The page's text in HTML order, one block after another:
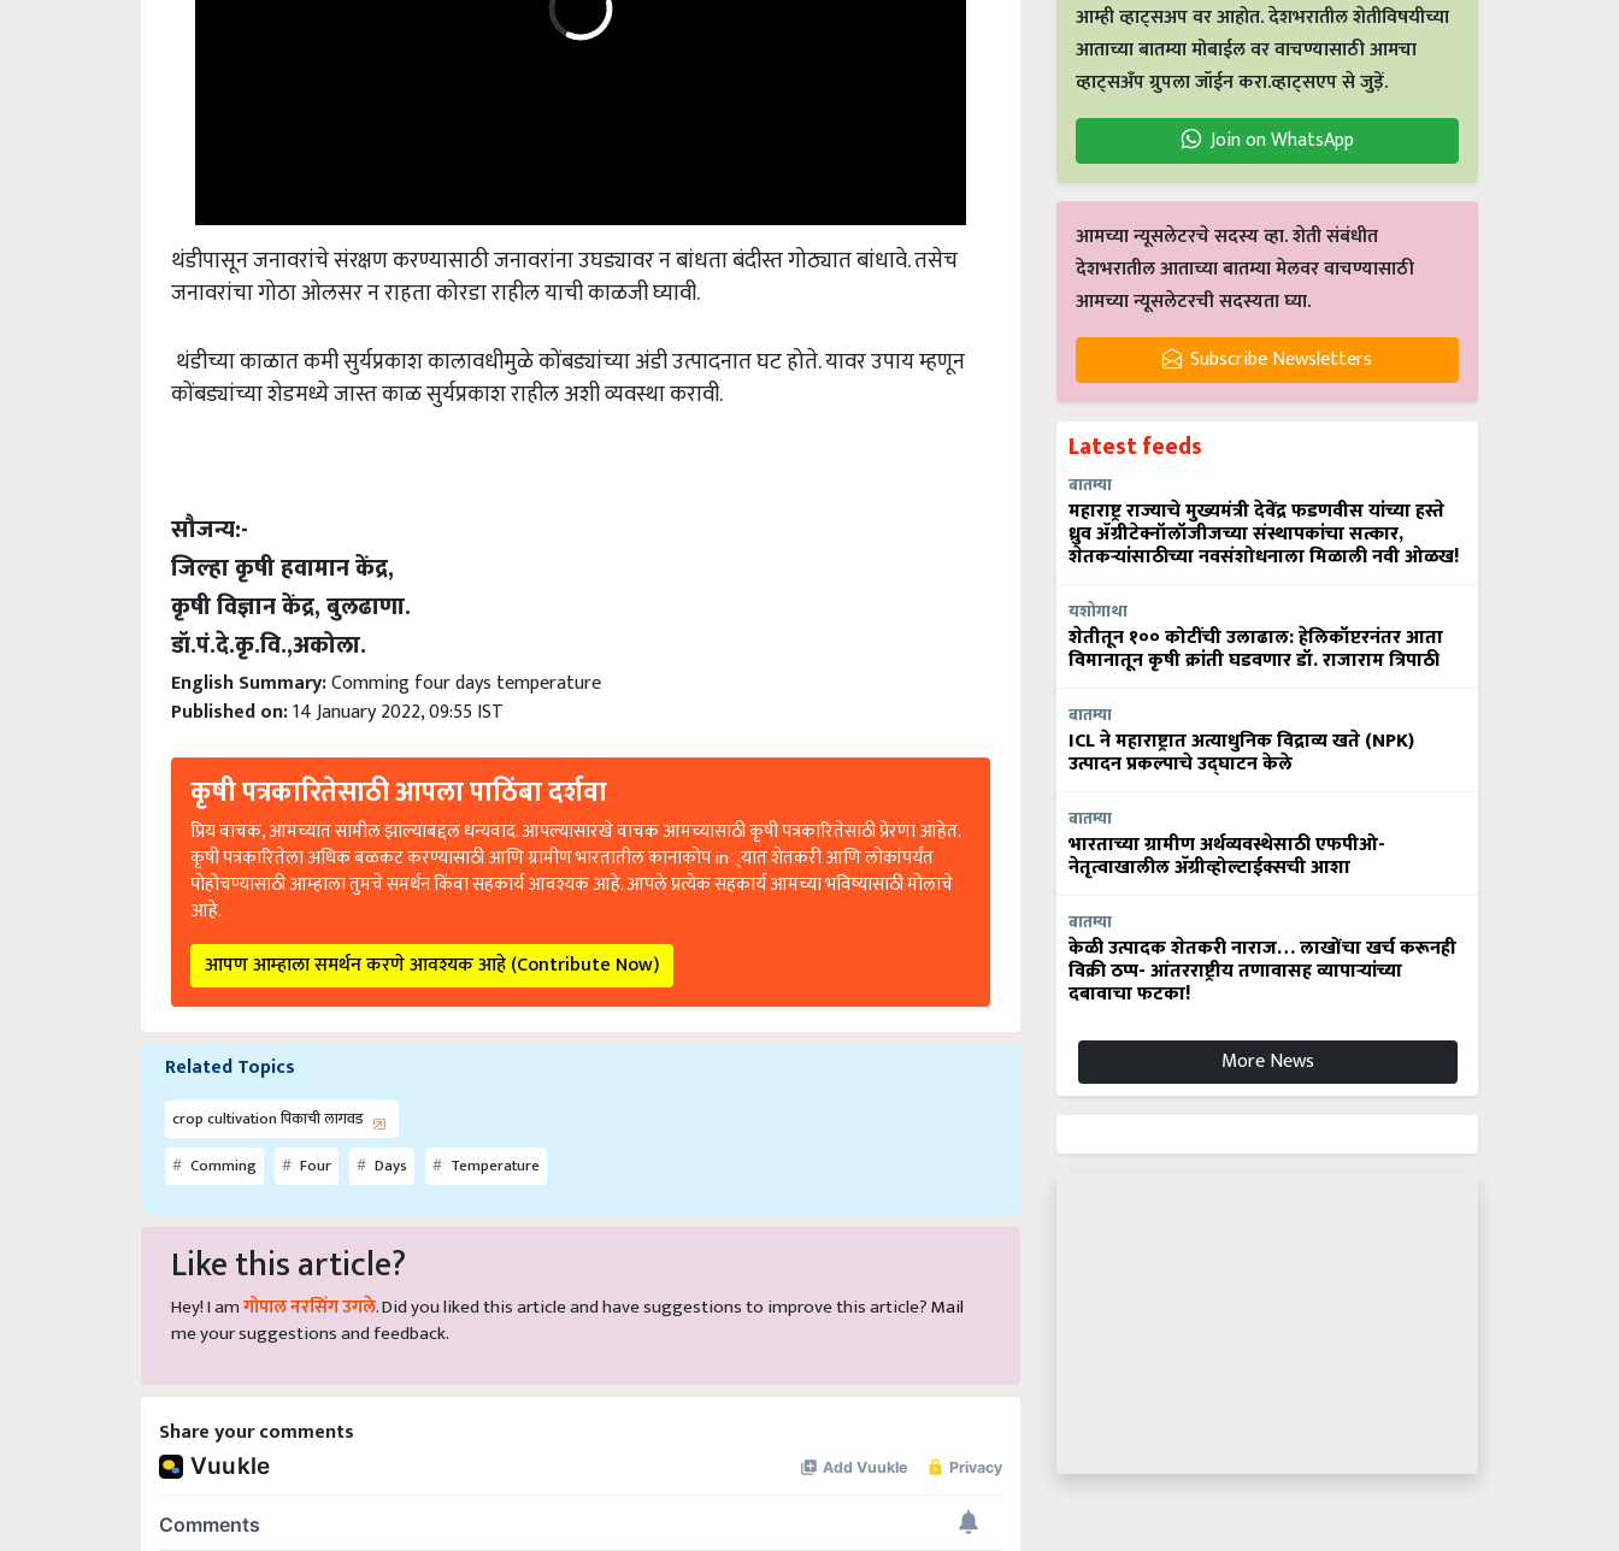
थंडीपासून जनावरांचे संरक्षण करण्यासाठी जनावरांना उघड्यावर न बांधता बंदीस्त गोठ्यात बांधावे. तसेच
जनावरांचा गोठा ओलसर न राहता कोरडा राहील याची काळजी घ्यावी.
थंडीच्या काळात कमी सुर्यप्रकाश कालावधीमुळे कोंबड्यांच्या अंडी उत्पादनात घट होते. यावर उपाय म्हणून
कोंबड्यांच्या शेडमध्ये जास्त काळ सुर्यप्रकाश राहील अशी व्यवस्था करावी.
सौजन्य:-
जिल्हा कृषी हवामान केंद्र,
कृषी विज्ञान केंद्र, बुलढाणा.
डॉ.पं.दे.कृ.वि.,अकोला.
English Summary: Comming four days temperature
Published on:14 January 2022, 09:55 IST
कृषी पत्रकारितेसाठी आपला पाठिंबा दर्शवा
प्रिय वाचक, आमच्यात सामील झाल्याबद्दल धन्यवाद. आपल्यासारखे वाचक आमच्यासाठी कृषी पत्रकारितेसाठी प्रेरणा आहेत.
कृषी पत्रकारितेला अधिक बळकट करण्यासाठी आणि ग्रामीण भारतातील कानाकोप in्यात शेतकरी आणि लोकांपर्यंत
पोहोचण्यासाठी आम्हाला तुमचे समर्थन किंवा सहकार्य आवश्यक आहे. आपले प्रत्येक सहकार्य आमच्या भविष्यासाठी मोलाचे
आहे.
आपण आम्हाला समर्थन करणे आवश्यक आहे (Contribute Now)
Related Topics
crop cultivation पिकाची लागवड
Comming
Four Days Temperature
Like this article?
Hey! I am गोपाल नरसिंग उगले . Did you liked this article and have suggestions to improve this article? Mail
me your suggestions and feedback.
Share your comments
आम्ही व्हाट्सअप वर आहोत. देशभरातील शेतीविषयीच्या
आताच्या बातम्या मोबाईल वर वाचण्यासाठी आमचा
व्हाट्सअँप ग्रुपला जॉईन करा.व्हाट्सएप से जुड़ें.
Join on WhatsApp
आमच्या न्यूसलेटरचे सदस्य व्हा. शेती संबंधीत
देशभरातील आताच्या बातम्या मेलवर वाचण्यासाठी
आमच्या न्यूसलेटरची सदस्यता घ्या.
Subscribe Newsletters
Latest feeds
बातम्या
महाराष्ट्र राज्याचे मुख्यमंत्री देवेंद्र फडणवीस यांच्या हस्ते
ध्रुव ॲग्रीटेक्नॉलॉजीजच्या संस्थापकांचा सत्कार,
शेतकऱ्यांसाठीच्या नवसंशोधनाला मिळाली नवी ओळख!
यशोगाथा
शेतीतून १०० कोटींची उलाढाल: हेलिकॉप्टरनंतर आता
विमानातून कृषी क्रांती घडवणार डॉ. राजाराम त्रिपाठी
बातम्या
ICL ने महाराष्ट्रात अत्याधुनिक विद्राव्य खते (NPK)
उत्पादन प्रकल्पाचे उद्घाटन केले
बातम्या
भारताच्या ग्रामीण अर्थव्यवस्थेसाठी एफपीओ-
नेतृत्वाखालील अ‍ॅग्रीव्होल्टाईक्सची आशा
बातम्या
केळी उत्पादक शेतकरी नाराज… लाखोंचा खर्च करूनही
विक्री ठप्प- आंतरराष्ट्रीय तणावासह व्यापाऱ्यांच्या
दबावाचा फटका!
More News